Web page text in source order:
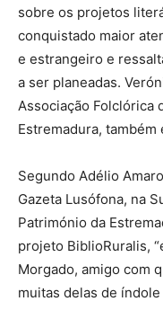
sobre os projetos
conquistado maior
e estrangeiro e
a ser planeadas.
Associação Folclórica
Estremadura, também
Segundo Adélio
Gazeta Lusófona, na
Património da
projeto BiblioRuralis,
Morgado, amigo com
muitas delas de índole